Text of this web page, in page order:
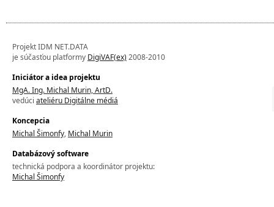
Projekt IDM NET.DATA
je súčasťou platformy DigiVAF(ex)2008-2010
Iniciátor a idea projektu
MgA. Ing. Michal Murin, ArtD.
vedúci ateliéru Digitálne médiá
Koncepcia
Michal Šimonfy, Michal Murin
Databázový software
technická podpora a koordinátor projektu:
Michal Šimonfy